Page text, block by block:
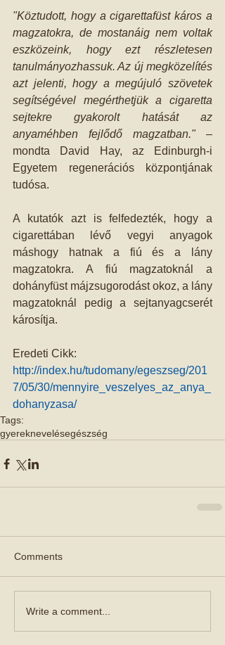
"Köztudott, hogy a cigarettafüst káros a
magzatokra, de mostanáig nem voltak
eszközeink, hogy ezt részletesen
tanulmányozhassuk. Az új megközelítés
azt jelenti, hogy a megújuló szövetek
segítségével megérthetjük a cigaretta
sejtekre gyakorolt hatását az
anyaméhben fejlődő magzatban." –
mondta David Hay, az Edinburgh-i
Egyetem regenerációs központjának
tudósa.
A kutatók azt is felfedezték, hogy a
cigarettában lévő vegyi anyagok
máshogy hatnak a fiú és a lány
magzatokra. A fiú magzatoknál a
dohányfüst májzsugorodást okoz, a lány
magzatoknál pedig a sejtanyagcserét
károsítja.
Eredeti Cikk:
http://index.hu/tudomany/egeszseg/201
7/05/30/mennyire_veszelyes_az_anya_
dohanyzasa/
Tags:
gyereknevelésegészség
Comments
Write a comment...